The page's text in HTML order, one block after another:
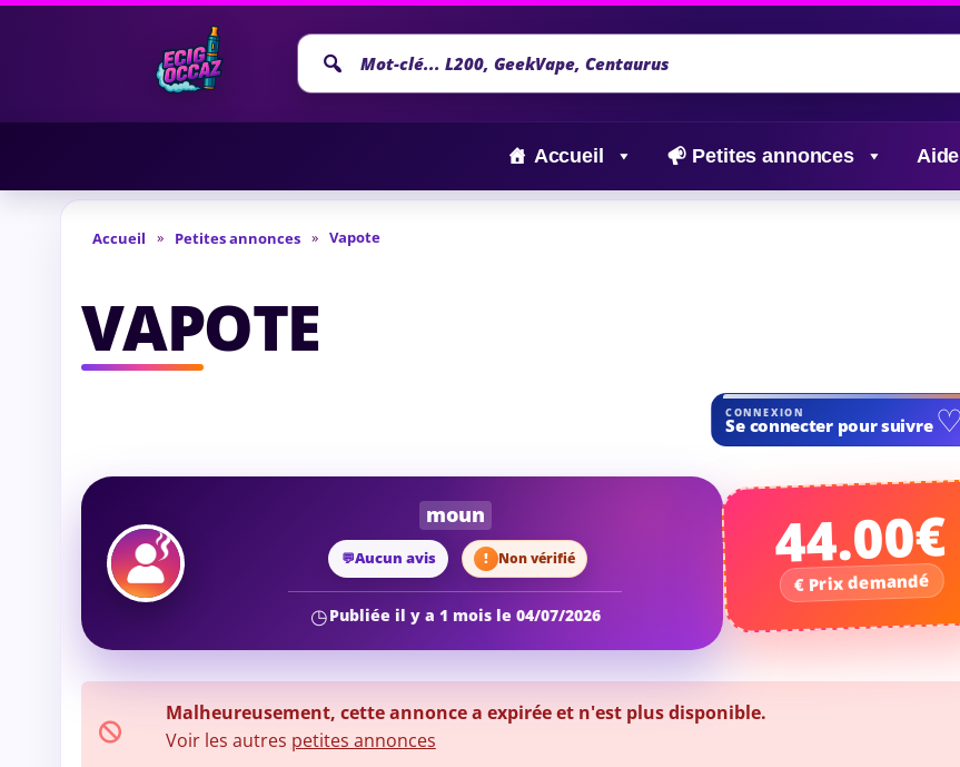
Recherche
annonce
Accueil Petites annonces Aide
Accueil » Petites annonces » Vapote
VAPOTE
moun
Aucun avis Non vérifié
Publiée il y a 1 mois le 04/07/2026
44.00€
Malheureusement, cette annonce a expirée et n'est plus disponible.
Voir les autres petites annonces